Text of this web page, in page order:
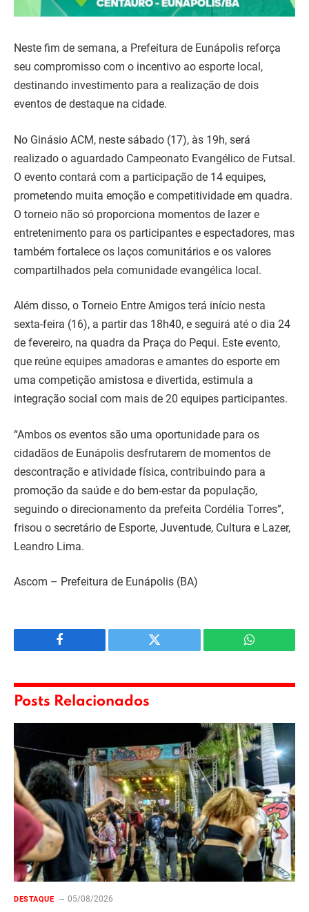
Neste fim de semana, a Prefeitura de Eunápolis reforça
seu compromisso com o incentivo ao esporte local,
destinando investimento para a realização de dois
eventos de destaque na cidade.
No Ginásio ACM, neste sábado (17), às 19h, será
realizado o aguardado Campeonato Evangélico de Futsal.
O evento contará com a participação de 14 equipes,
prometendo muita emoção e competitividade em quadra.
O torneio não só proporciona momentos de lazer e
entretenimento para os participantes e espectadores, mas
também fortalece os laços comunitários e os valores
compartilhados pela comunidade evangélica local.
Além disso, o Torneio Entre Amigos terá início nesta
sexta-feira (16), a partir das 18h40, e seguirá até o dia 24
de fevereiro, na quadra da Praça do Pequi. Este evento,
que reúne equipes amadoras e amantes do esporte em
uma competição amistosa e divertida, estimula a
integração social com mais de 20 equipes participantes.
“Ambos os eventos são uma oportunidade para os
cidadãos de Eunápolis desfrutarem de momentos de
descontração e atividade física, contribuindo para a
promoção da saúde e do bem-estar da população,
seguindo o direcionamento da prefeita Cordélia Torres”,
frisou o secretário de Esporte, Juventude, Cultura e Lazer,
Leandro Lima.
Ascom – Prefeitura de Eunápolis (BA)
Facebook Twitter WhatsApp
Posts Relacionados
DESTAQUE 05/08/2026